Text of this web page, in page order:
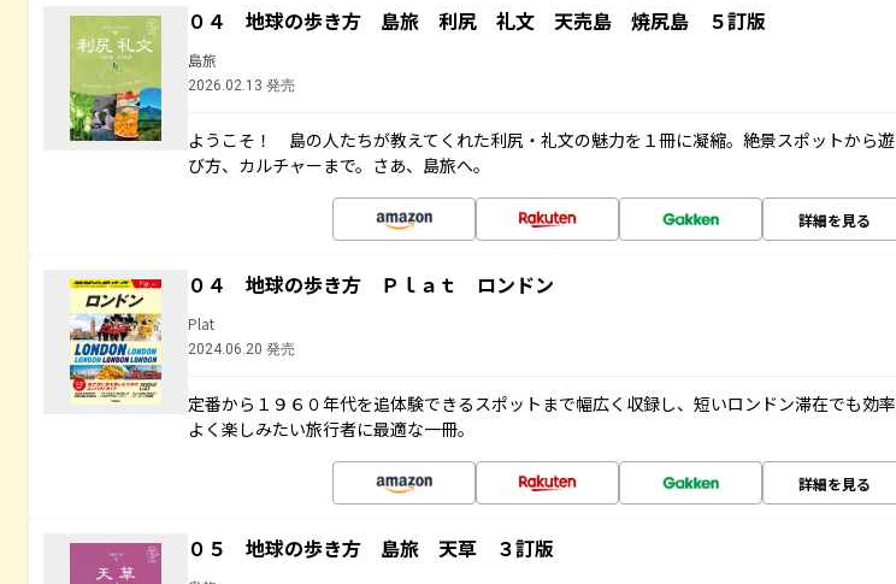
０４ 地球の歩き方 島旅 利尻 礼文 天売島 焼尻島 ５訂版
島旅
2026.02.13 発売
ようこそ！ 島の人たちが教えてくれた利尻・礼文の魅力を１冊に凝縮。絶景スポットから遊
び方、カルチャーまで。さあ、島旅へ。
詳細を見る
０４ 地球の歩き方 Ｐｌａｔ ロンドン
Plat
2024.06.20 発売
定番から１９６０年代を追体験できるスポットまで幅広く収録し、短いロンドン滞在でも効率
よく楽しみたい旅行者に最適な一冊。
詳細を見る
０５ 地球の歩き方 島旅 天草 ３訂版